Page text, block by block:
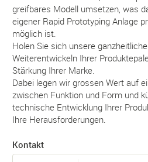
greifbares Modell umsetzen, was
eigener Rapid Prototyping Anlage
möglich ist.
Holen Sie sich unsere
Weiterentwickeln Ihrer
Stärkung Ihrer Marke.
Dabei legen wir grossen Wert auf
zwischen Funktion und Form und
technische Entwicklung Ihrer
Ihre Herausforderungen.
Kontakt